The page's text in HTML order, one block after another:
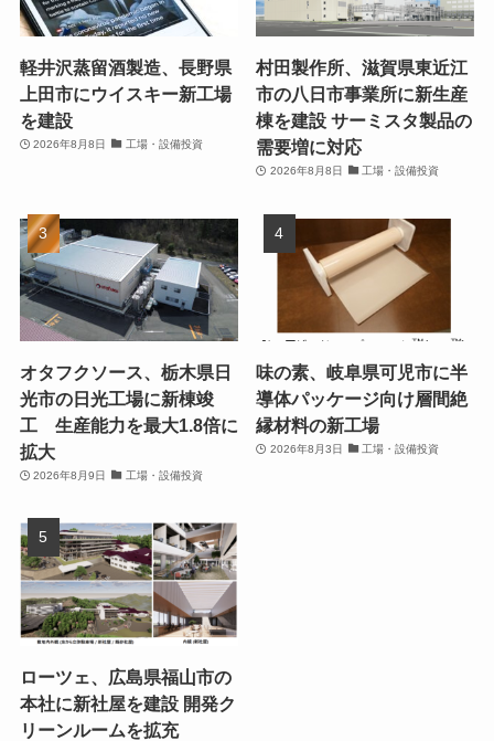
軽井沢蒸留酒製造、長野県
上田市にウイスキー新工場
を建設
2026年8月8日 工場・設備投資
村田製作所、滋賀県東近江
市の八日市事業所に新生産
棟を建設 サーミスタ製品の
需要増に対応
2026年8月8日 工場・設備投資
オタフクソース、栃木県日
光市の日光工場に新棟竣
工 生産能力を最大1.8倍に
拡大
2026年8月9日 工場・設備投資
味の素、岐阜県可児市に半
導体パッケージ向け層間絶
縁材料の新工場
2026年8月3日 工場・設備投資
ローツェ、広島県福山市の
本社に新社屋を建設 開発ク
リーンルームを拡充